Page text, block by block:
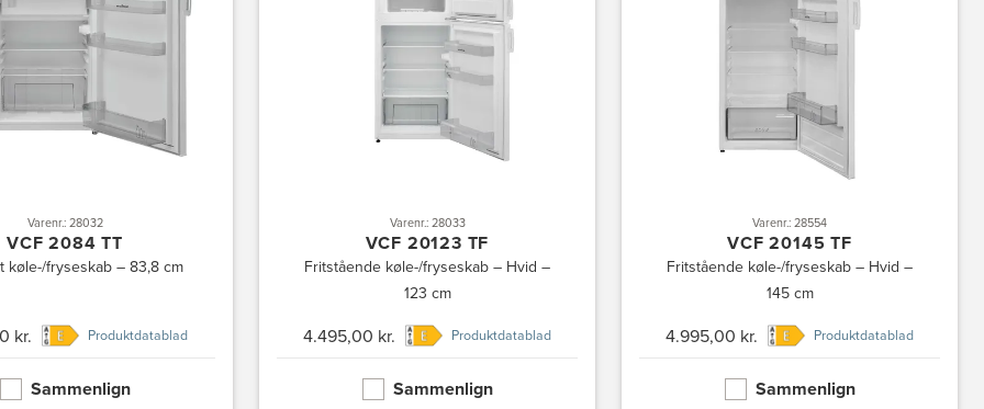
Varenr.: 28032
VCF 2084 TT
køle-/fryseskab – 83,8 cm
kr. Produktdatablad
Sammenlign
Varenr.: 28033
VCF 20123 TF
Fritstående køle-/fryseskab – Hvid –
123 cm
4.495,00 kr. Produktdatablad
Sammenlign
Varenr.: 28554
VCF 20145 TF
Fritstående køle-/fryseskab – Hvid –
145 cm
4.995,00 kr. Produktdatablad
Sammenlign